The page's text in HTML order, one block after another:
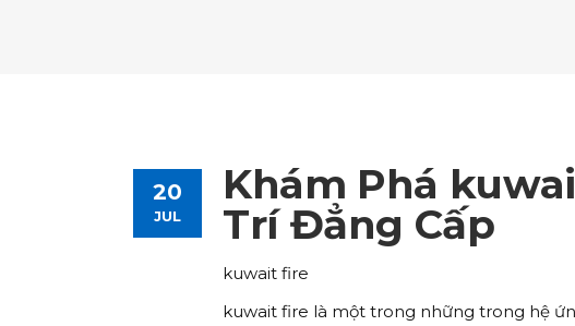
Team List Separators
Advanced Link Section
Team List
Google Maps
Image Gallery
Separators
20
JUL
Khám Phá
Trí Đẳng Cấp
kuwait fire
kuwait fire là một trong những trong hệ